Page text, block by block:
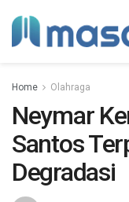
Home Olahraga
Neymar
Santos
Degradasi